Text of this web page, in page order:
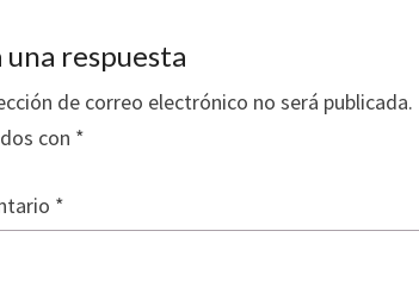
una respuesta
de correo electrónico no será publicada.
con *
*